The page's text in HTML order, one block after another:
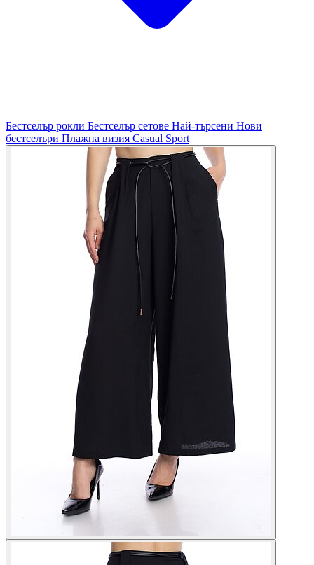
Бестселър рокли Бестселър сетове Най-търсени Нови
бестселъри Плажна визия Casual Sport